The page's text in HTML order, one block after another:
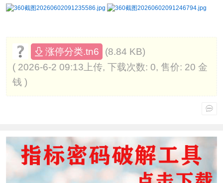
涨停分类.tn6
(8.84 KB)
( 2026-6-2 09:13上传, 下载次数: 0, 售价: 20 金
钱 )